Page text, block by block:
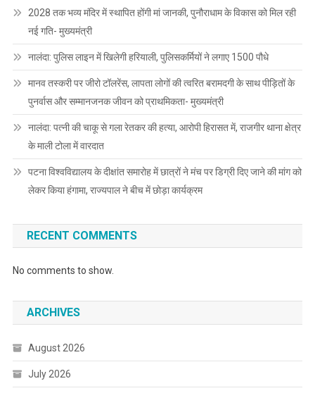
2028 तक भव्य मंदिर में स्थापित होंगी मां जानकी, पुनौराधाम के विकास को मिल रही
नई गति- मुख्यमंत्री
नालंदा: पुलिस लाइन में खिलेगी हरियाली, पुलिसकर्मियों ने लगाए 1500 पौधे
मानव तस्करी पर जीरो टॉलरेंस, लापता लोगों की त्वरित बरामदगी के साथ पीड़ितों के
पुनर्वास और सम्मानजनक जीवन को प्राथमिकता- मुख्यमंत्री
नालंदा: पत्नी की चाकू से गला रेतकर की हत्या, आरोपी हिरासत में, राजगीर थाना क्षेत्र
के माली टोला में वारदात
पटना विश्वविद्यालय के दीक्षांत समारोह में छात्रों ने मंच पर डिग्री दिए जाने की मांग को
लेकर किया हंगामा, राज्यपाल ने बीच में छोड़ा कार्यक्रम
RECENT COMMENTS
No comments to show.
ARCHIVES
August 2026
July 2026